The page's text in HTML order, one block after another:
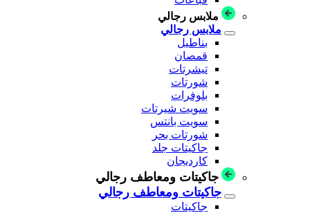
ملابس رجالي
ملابس رجالي
بناطيل
قمصان
تيشرتات
شورتات
بلوفرات
سويت شيرتات
سويت بانتس
شورتات بحر
جاكيتات جلد
كارديجان
جاكيتات ومعاطف رجالي
جاكيتات ومعاطف رجالي
جاكيتات